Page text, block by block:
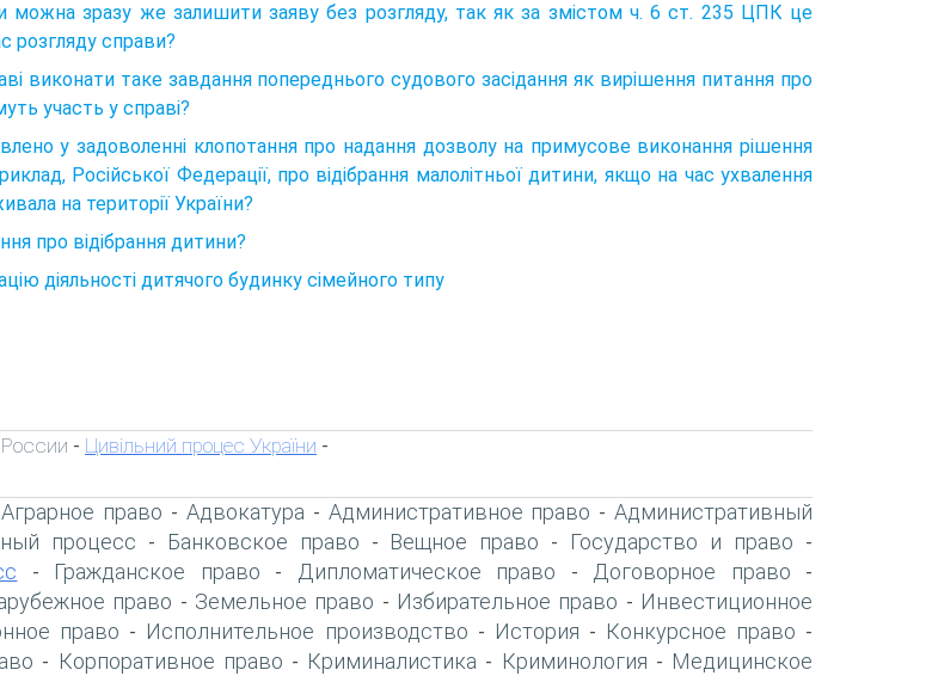
можна зразу же залишити заяву без розгляду, так як за змістом ч. 6 ст. 235 ЦПК це
розгляду справи?
виконати таке завдання попереднього судового засідання як вирішення питання про
участь у справі?
у задоволенні клопотання про надання дозволу на примусове виконання рішення
Російської Федерації, про відібрання малолітньої дитини, якщо на час ухвалення
на території України?
про відібрання дитини?
діяльності дитячого будинку сімейного типу
- Цивільний процес України -
Аграрное право - Адвокатура - Административное право -Административный
процесс - Банковское право - Вещное право - Государство и право -
- Гражданское право - Дипломатическое право - Договорное право -
право - Земельное право - Избирательное право - Инвестиционное
право - Исполнительное производство - История - Конкурсное право -
- Корпоративное право - Криминалистика - Криминология - Медицинское